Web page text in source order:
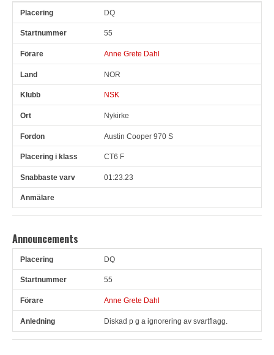
Pl Snr Land
DQ
55
Anne Grete Dahl
NOR
NSK
Nykirke
Austin Cooper 970 S
CT6 F
01:23.23
Announcements
Pl Snr Anledning
DQ
55
Anne Grete Dahl
Diskad p g a ignorering av svartflagg.